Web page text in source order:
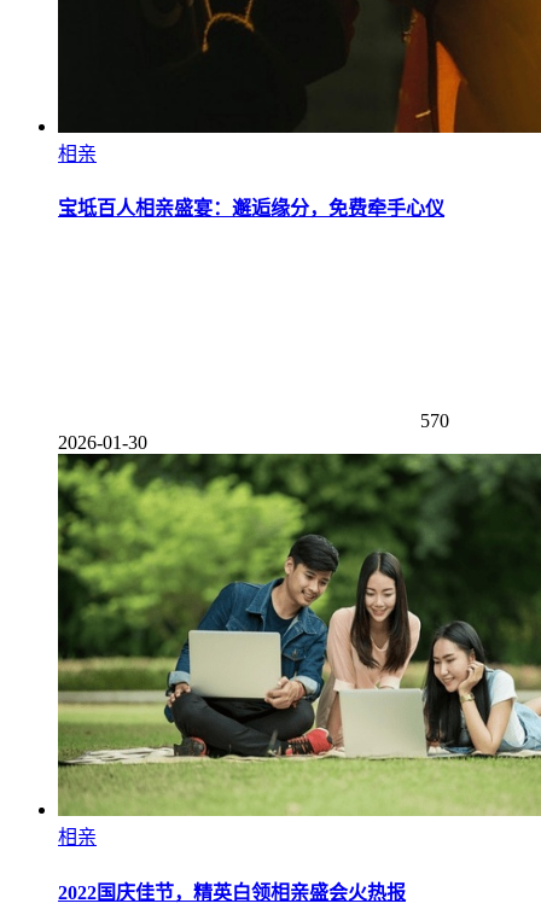
相亲
宝坻百人相亲盛宴：邂逅缘分，免费牵手心仪
570
2026-01-30
相亲
2022国庆佳节，精英白领相亲盛会火热报